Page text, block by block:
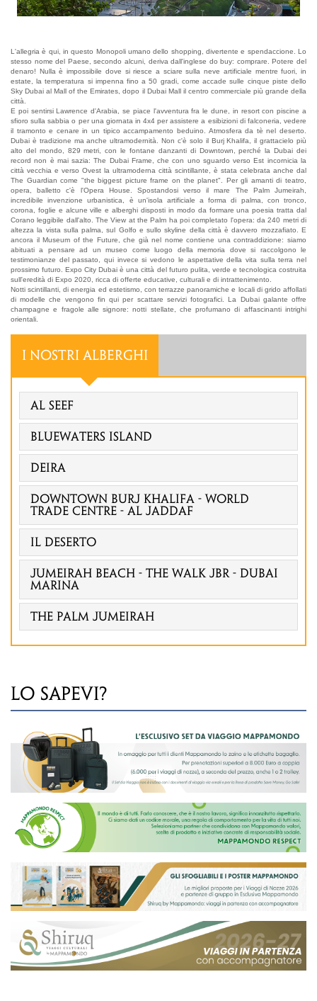
L'allegria è qui, in questo Monopoli umano dello shopping, divertente e spendaccione. Lo
stesso nome del Paese, secondo alcuni, deriva dall'inglese do buy: comprare. Potere del
denaro! Nulla è impossibile dove si riesce a sciare sulla neve artificiale mentre fuori, in
estate, la temperatura si impenna fino a 50 gradi, come accade sulle cinque piste dello
Sky Dubai al Mall of the Emirates, dopo il Dubai Mall il centro commerciale più grande della
città.
E poi sentirsi Lawrence d'Arabia, se piace l'avventura fra le dune, in resort con piscine a
sfioro sulla sabbia o per una giornata in 4x4 per assistere a esibizioni di falconeria, vedere
il tramonto e cenare in un tipico accampamento beduino. Atmosfera da tè nel deserto.
Dubai è tradizione ma anche ultramodernità. Non c'è solo il Burj Khalifa, il grattacielo più
alto del mondo, 829 metri, con le fontane danzanti di Downtown, perché la Dubai dei
record non è mai sazia: The Dubai Frame, che con uno sguardo verso Est incornicia la
città vecchia e verso Ovest la ultramoderna città scintillante, è stata celebrata anche dal
The Guardian come "the biggest picture frame on the planet". Per gli amanti di teatro,
opera, balletto c'è l'Opera House. Spostandosi verso il mare The Palm Jumeirah,
incredibile invenzione urbanistica, è un'isola artificiale a forma di palma, con tronco,
corona, foglie e alcune ville e alberghi disposti in modo da formare una poesia tratta dal
Corano leggibile dall'alto. The View at the Palm ha poi completato l'opera: da 240 metri di
altezza la vista sulla palma, sul Golfo e sullo skyline della città è davvero mozzafiato. E
ancora il Museum of the Future, che già nel nome contiene una contraddizione: siamo
abituati a pensare ad un museo come luogo della memoria dove si raccolgono le
testimonianze del passato, qui invece si vedono le aspettative della vita sulla terra nel
prossimo futuro. Expo City Dubai è una città del futuro pulita, verde e tecnologica costruita
sull'eredità di Expo 2020, ricca di offerte educative, culturali e di intrattenimento.
Notti scintillanti, di energia ed estetismo, con terrazze panoramiche e locali di grido affollati
di modelle che vengono fin qui per scattare servizi fotografici. La Dubai galante offre
champagne e fragole alle signore: notti stellate, che profumano di affascinanti intrighi
orientali.
I NOSTRI ALBERGHI
Al Seef
Bluewaters Island
Deira
Downtown Burj Khalifa - World
Trade Centre - Al Jaddaf
Il deserto
Jumeirah Beach - The Walk Jbr - Dubai
Marina
The Palm Jumeirah
LO SAPEVI?